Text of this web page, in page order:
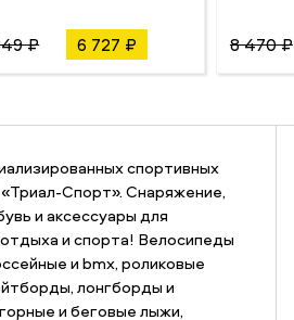
₽ 6 727 ₽ 8 470 ₽
спортивных
Спорт». Снаряжение,
и аксессуары для
и спорта! Велосипеды
и bmx, роликовые
лонгборды и
и беговые лыжи,